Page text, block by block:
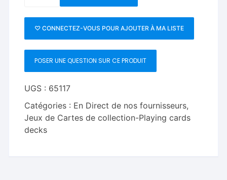
Playing
Cards
Byron
Leung
♡ CONNECTEZ-VOUS POUR AJOUTER À MA LISTE
POSER UNE QUESTION SUR CE PRODUIT
UGS : 65117
Catégories : En Direct de nos fournisseurs,
Jeux de Cartes de collection-Playing cards
decks